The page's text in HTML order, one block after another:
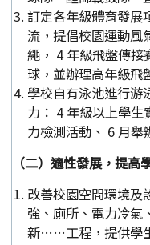
訂定各年級體育發展
流，提倡校園運動風
繩， 4 年級飛盤傳接
球，並辦理高年級飛
學校自有泳池進行游
力： 4 年級以上學
力檢測活動、 6 月舉
（二）適性發展，提
改善校園空間環境及
強、廁所、電力冷氣
新……工程，提供學